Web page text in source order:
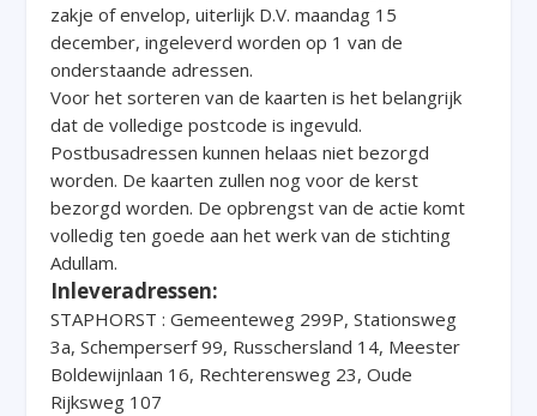
zakje of envelop, uiterlijk D.V. maandag 15
december, ingeleverd worden op 1 van de
onderstaande adressen.
Voor het sorteren van de kaarten is het belangrijk
dat de volledige postcode is ingevuld.
Postbusadressen kunnen helaas niet bezorgd
worden. De kaarten zullen nog voor de kerst
bezorgd worden. De opbrengst van de actie komt
volledig ten goede aan het werk van de stichting
Adullam.
Inleveradressen:
STAPHORST : Gemeenteweg 299P, Stationsweg
3a, Schemperserf 99, Russchersland 14, Meester
Boldewijnlaan 16, Rechterensweg 23, Oude
Rijksweg 107